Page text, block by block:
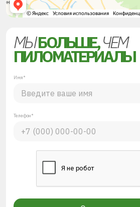
МЫБОЛЬШЕ,ЧЕМ
ПИЛОМАТЕРИАЛЫ
Имя*
Телефон*